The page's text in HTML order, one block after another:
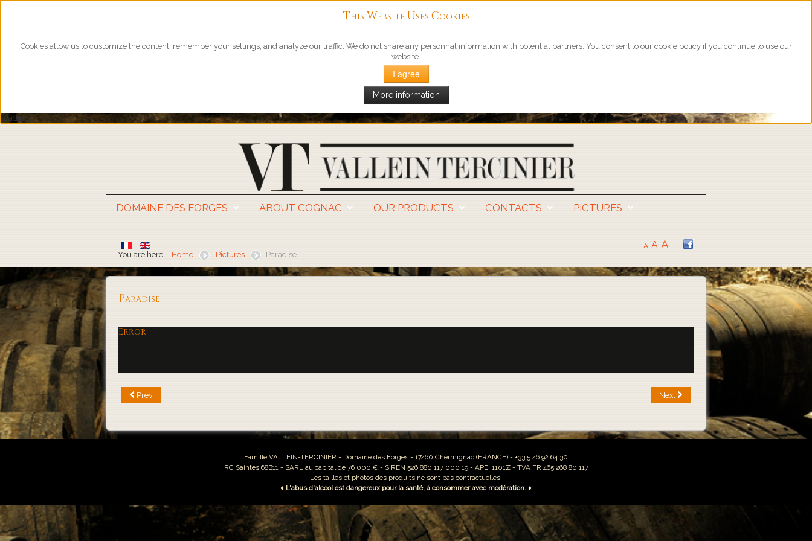
This Website Uses Cookies
Cookies allow us to customize the content, remember your settings, and analyze our traffic. We do not share any personnal information with potential partners. You consent to our cookie policy if you continue to use our
website.
I agree
More information
Loading...
DOMAINE DES FORGES ABOUT COGNAC OUR PRODUCTS CONTACTS PICTURES
You are here: Home Pictures Paradise
A A A
Paradise
Error
Prev Next
Famille VALLEIN-TERCINIER - Domaine des Forges - 17460 Chermignac (FRANCE) - +33 5 46 92 64 30
RC Saintes 68B11 - SARL au capital de 76 000 € - SIREN 526 880 117 000 19 - APE: 1101Z - TVA FR 465 268 80 117
Les tailles et photos des produits ne sont pas contractuelles.
♦ L'abus d'alcool est dangereux pour la santé, à consommer avec modération. ♦